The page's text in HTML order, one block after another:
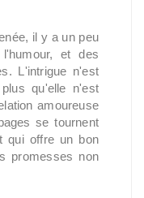
il y a un peu
et des
L'intrigue n'est
qu'elle n'est
amoureuse
se tournent
qui offre un bon
promesses non